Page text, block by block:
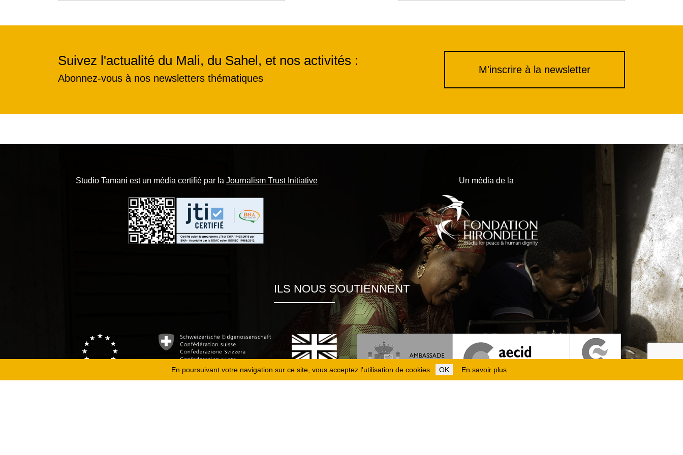
En poursuivant votre navigation sur ce site, vous acceptez l'utilisation de cookies. OK En savoir plus
Suivez l'actualité du Mali, du Sahel, et nos activités :
Abonnez-vous à nos newsletters thématiques
M'inscrire à la newsletter
Studio Tamani est un média certifié par la Journalism Trust Initiative Un média de la
ILS NOUS SOUTIENNENT